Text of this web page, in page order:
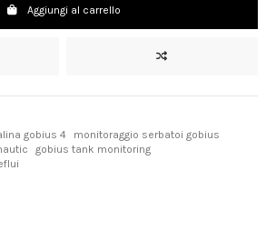
Aggiungi al carrello
gobius 4
monitoraggio serbatoi gobius
gobius tank monitoring